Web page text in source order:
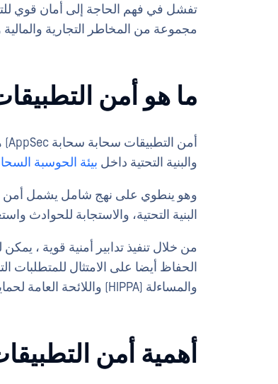
تفشل في فهم الحاجة إلى أمان قوي
مجموعة من المخاطر التجارية والمالية
ما هو أمن
أمن التطبيقات سحابة سحابة AppSec) هو عملية حماية التطبيقات عبر
والبنية التحتية داخل بيئة الحوسبة
البنية التحتية، والاستجابة للحوادث
من خلال تنفيذ تدابير أمنية قوية ،
الحفاظ أيضا على الامتثال للمتطلبات
والمساءلة (HIPPA) واللائحة العامة لحماية البيانات (
أهمية أمن